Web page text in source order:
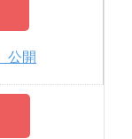
公開